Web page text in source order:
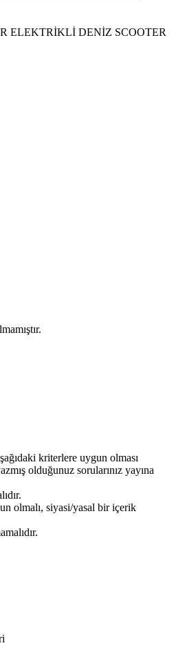
ELEKTRİKLİ DENİZ SCOOTER
kriterlere uygun olması
olduğunuz sorularınız yayına
olmalı, siyasi/yasal bir içerik